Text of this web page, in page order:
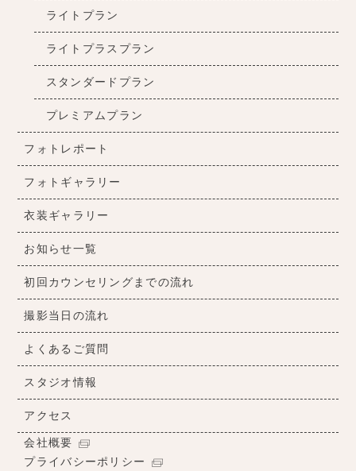
ライトプラン
ライトプラスプラン
スタンダードプラン
プレミアムプラン
フォトレポート
フォトギャラリー
衣装ギャラリー
お知らせ一覧
初回カウンセリングまでの流れ
撮影当日の流れ
よくあるご質問
スタジオ情報
アクセス
会社概要
プライバシーポリシー